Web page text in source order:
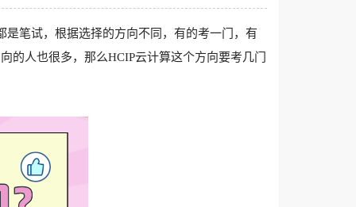
笔试，根据选择的方向不同，有的考一门，有
人也很多，那么HCIP云计算这个方向要考几门